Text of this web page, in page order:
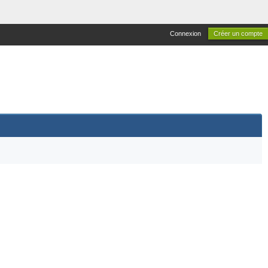
Connexion Créer un compte